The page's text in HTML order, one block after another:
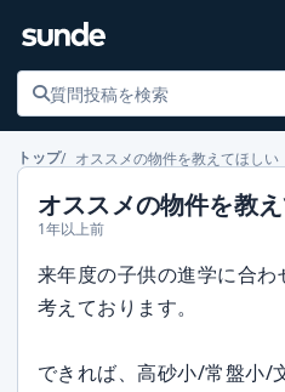
トップ オススメの物件を教えてほしい
オススメの物件を教
1年以上前
来年度の子供の進学に合
考えております。
できれば、高砂小/常盤小/